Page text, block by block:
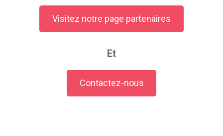
Visitez notre page partenaires
Et
Contactez-nous